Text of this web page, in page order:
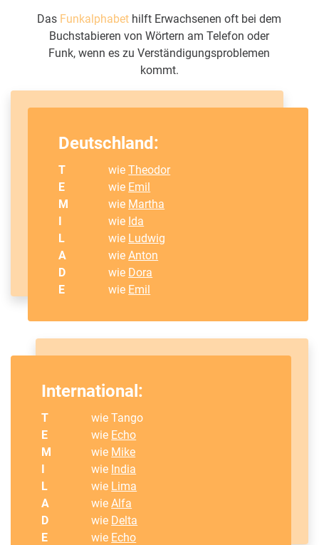
Das Funkalphabet hilft Erwachsenen oft bei dem
Buchstabieren von Wörtern am Telefon oder
Funk, wenn es zu Verständigungsproblemen
kommt.
Deutschland:
T wieTheodor
E
wie Emil
M
wie Martha
I
wie Ida
L
wie Ludwig
A
wieAnton
D
wie Dora
E
wie Emil
International:
T
wie Tango
E
wie Echo
M
wie Mike
I
wie India
L
wie Lima
A
wieAlfa
D
wie Delta
E
wie Echo